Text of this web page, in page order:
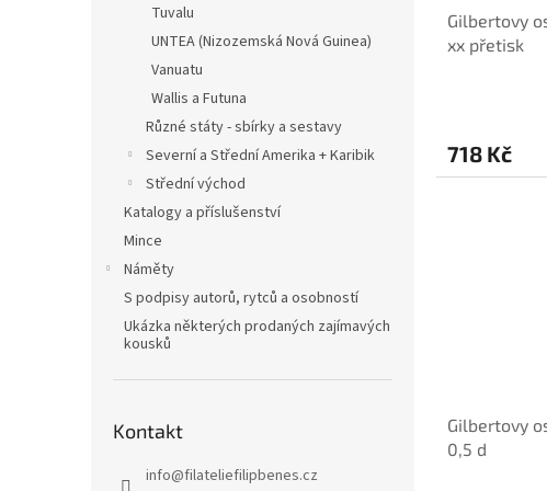
Tuvalu
UNTEA (Nizozemská Nová Guinea)
Vanuatu
Wallis a Futuna
Různé státy - sbírky a sestavy
Severní a Střední Amerika + Karibik
Střední východ
Katalogy a příslušenství
Mince
Náměty
S podpisy autorů, rytců a osobností
Ukázka některých prodaných zajímavých
kousků
Kontakt
info@filateliefilipbenes.cz
Gilbertovy
xx přetisk
718 Kč
Gilbertovy
0,5 d